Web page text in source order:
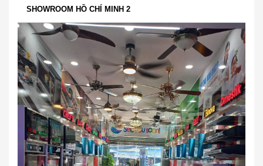
SHOWROOM HỒ CHÍ MINH 2